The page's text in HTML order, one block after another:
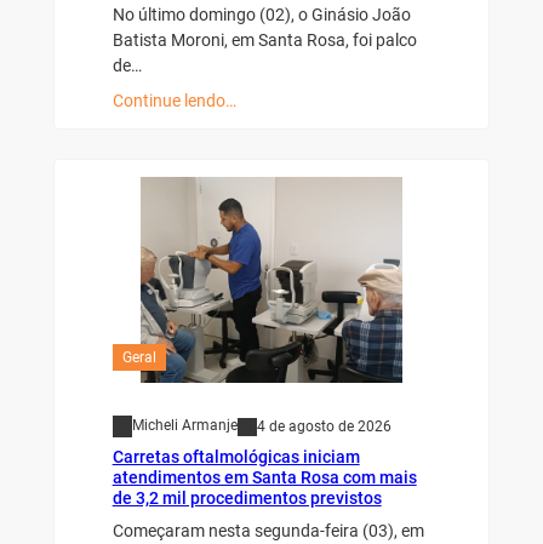
No último domingo (02), o Ginásio João
Batista Moroni, em Santa Rosa, foi palco
de…
Continue lendo…
Geral
Micheli Armanje 4 de agosto de 2026
Carretas oftalmológicas iniciam
atendimentos em Santa Rosa com mais
de 3,2 mil procedimentos previstos
Começaram nesta segunda-feira (03), em